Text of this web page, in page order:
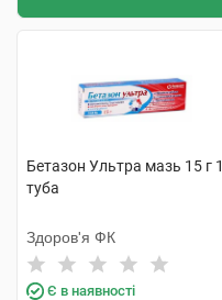
Бетазон Ультра мазь 15 г 1
туба
Здоров'я ФК
Є в наявності